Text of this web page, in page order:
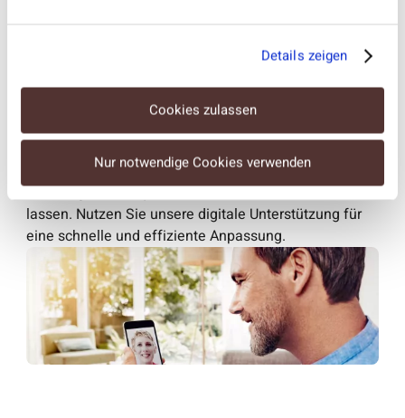
Details zeigen
Cookies zulassen
Nur notwendige Cookies verwenden
Hörgeräte online anpassen
Mit unserem Online-Anpassungsservice können Sie
Ihre Hörgeräte bequem von zu Hause aus einstellen
lassen. Nutzen Sie unsere digitale Unterstützung für
eine schnelle und effiziente Anpassung.